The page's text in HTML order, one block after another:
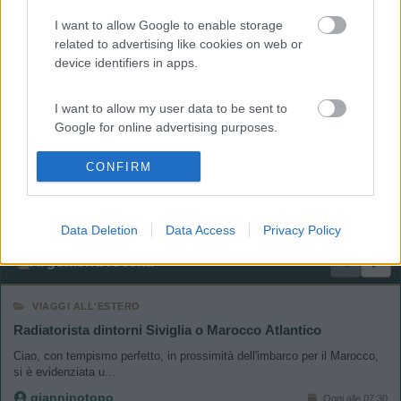
I want to allow Google to enable storage
related to advertising like cookies on web or
device identifiers in apps.
I want to allow my user data to be sent to
Google for online advertising purposes.
I want to allow Google to send me
I want to allow Google to enable storage
related to functionality of the website or app.
CONFIRM
Data Deletion Data Access Privacy Policy
Ardesio(BG)
Ardesio in scatola
Argomenti recenti
VIAGGI ALL'ESTERO
Radiatorista dintorni Siviglia o Marocco Atlantico
Ciao, con tempismo perfetto, in prossimità dell'imbarco per il Marocco,
si è evidenziata u...
gianninotopo Oggi alle 07:30